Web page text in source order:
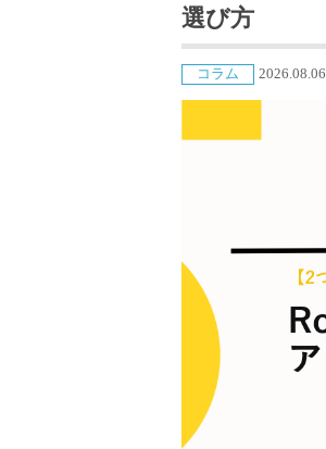
選び方
コラム 2026.08.06